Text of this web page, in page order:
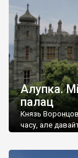
Алупка.
палац
Князь
часу, але